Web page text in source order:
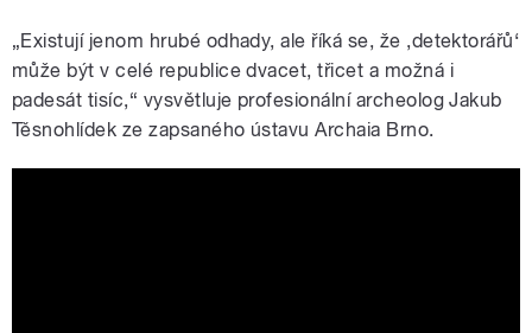
„Existují jenom hrubé odhady, ale říká se, že ,detektorářů‘
může být v celé republice dvacet, třicet a možná i
padesát tisíc,“ vysvětluje profesionální archeolog Jakub
Těsnohlídek ze zapsaného ústavu Archaia Brno.